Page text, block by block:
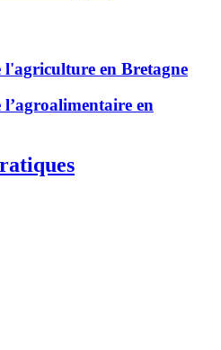
l'agriculture en Bretagne
l’agroalimentaire en